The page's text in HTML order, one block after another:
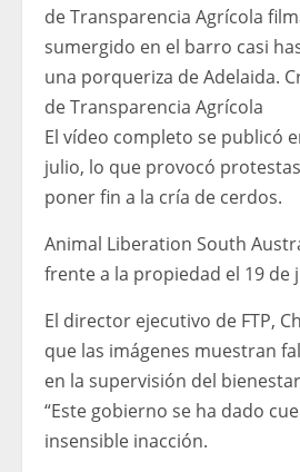
de Transparencia Agrícola
sumergido en el barro casi
una porqueriza de Adelaida.
de Transparencia Agrícola
El vídeo completo se publicó
julio, lo que provocó
poner fin a la cría de cerdos.
Animal Liberation South
frente a la propiedad el 19 de
El director ejecutivo de FTP,
que las imágenes muestran
en la supervisión del
“Este gobierno se ha dado
insensible inacción.